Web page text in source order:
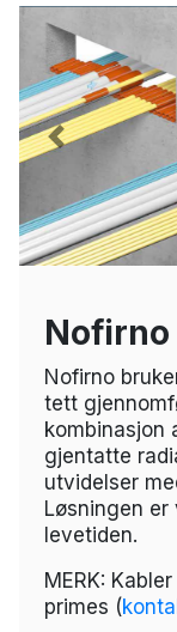
Nofirno
Nofirno
tett
kombinasjon
gjentatte
utvidelser
Løsningen er
MERK: